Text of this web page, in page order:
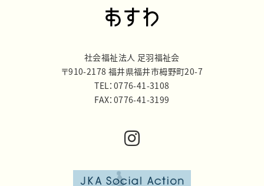
社会福祉法人 足羽福祉会
〒910-2178 福井県福井市栂野町20-7
TEL：0776-41-3108
FAX：0776-41-3199